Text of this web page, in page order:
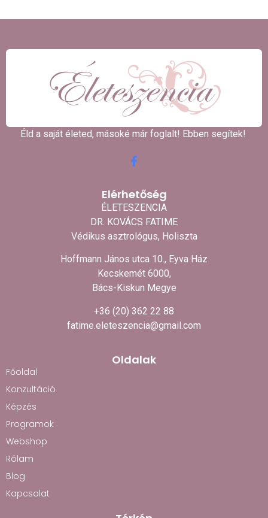
Éld a saját életed, másoké már foglalt! Ebben segítek! ​
Elérhetőség
ÉLETESZENCIA
DR. KOVÁCS FATIME
Védikus asztrológus, Holiszta
Hoffmann János utca 10., Eyva Ház
Kecskemét 6000,
Bács-Kiskun Megye
+36 (20) 362 22 88
fatime.eleteszencia@gmail.com
Oldalak
Főoldal
Konzultáció
Képzés
Programok
Webshop
Rólam
Blog
Kapcsolat